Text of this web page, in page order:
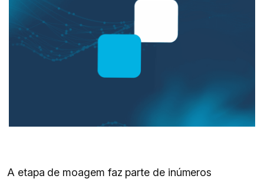
A etapa de moagem faz parte de inúmeros